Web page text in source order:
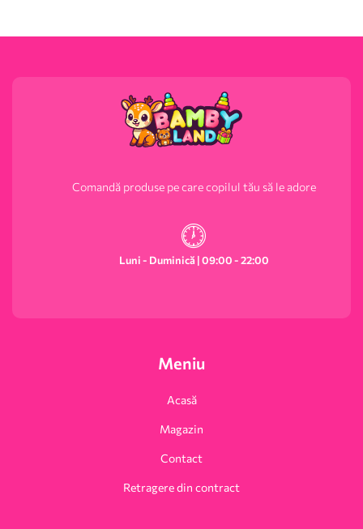
Comandă produse pe care copilul tău să le adore
Luni - Duminică | 09:00 - 22:00
Meniu
Acasă
Magazin
Contact
Retragere din contract